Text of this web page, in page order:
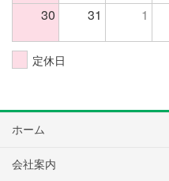
30 31 1
定休日
ホーム
会社案内